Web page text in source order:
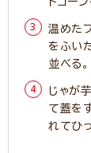
温めた
をふい
並べる。
じゃが
て蓋を
れてひ